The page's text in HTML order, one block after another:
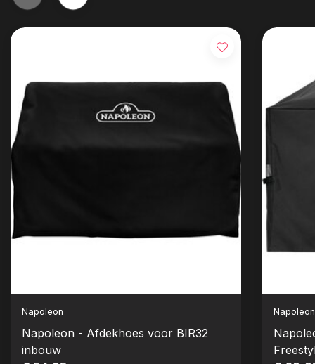
Napoleon
Napoleon - Afdekhoes voor BIR32
inbouw
Napoleon